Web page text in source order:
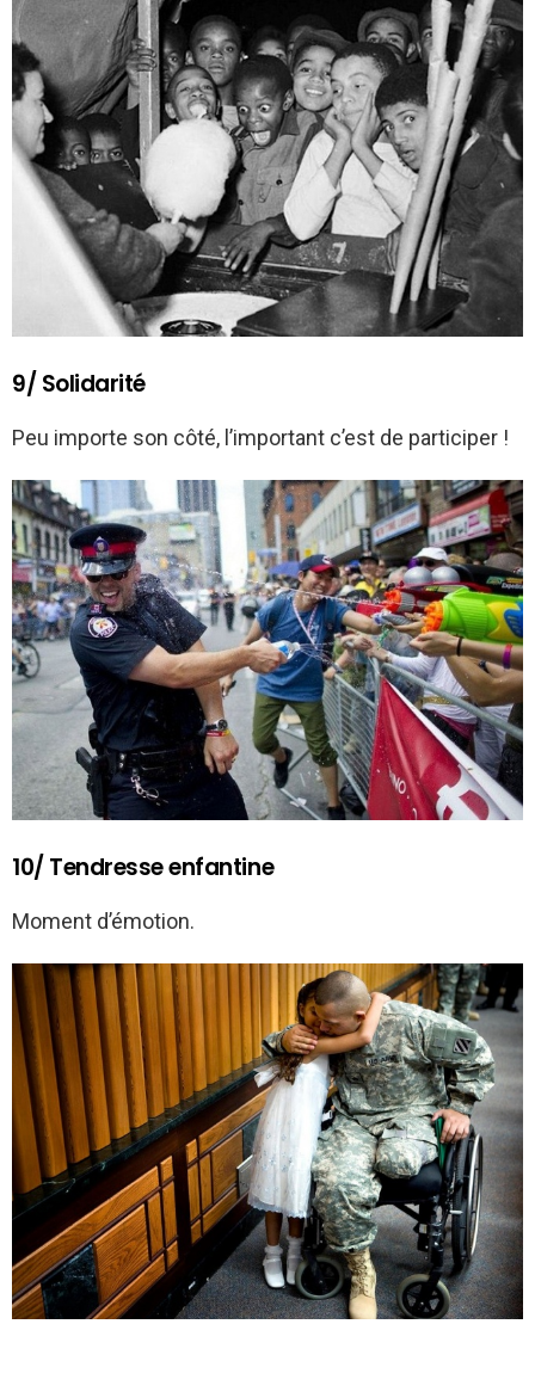
9/ Solidarité
Peu importe son côté, l’important c’est de participer !
10/ Tendresse enfantine
Moment d’émotion.